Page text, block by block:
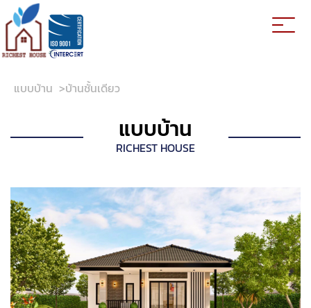
แบบบ้าน >บ้านชั้นเดียว
แบบบ้าน
RICHEST HOUSE